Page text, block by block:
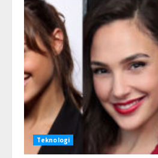
Teknologi